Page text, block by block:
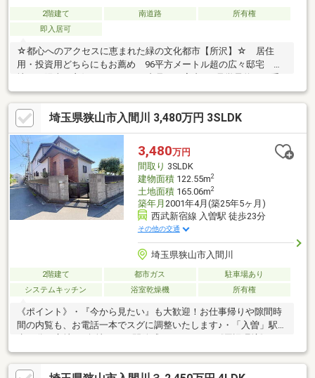
2階建て 南道路
所有権
即入居可
☆都心へのアクセスに恵まれた緑の文化都市【所沢】☆ 居住
用・投資用どちらにもお薦め 96平方メートル超の広々邸宅 角
付）ランチや仕事後の10分で完結！プロの解説とパノラマ画像を
使った簡易的なオンライン相談受付中！◆ご家族みんながゆった
りくつろげる広々リビング◆ご家族の思い出も大切にしまってお
けるたっぷり収納◆ほっこりできる和室でくつろぐひととき・南
側道路に面す、閑静な住宅地、前道６ｍ以上、角地、緑豊かな住
宅地立地・陽当り良好、通風良好・全居室収納付・浴室に窓付で
バスタイムを快適に・バルコニー付・即入居可能
埼玉県狭山市入間川 3,480万円 3SLDK
3,480万円
間取り 3SLDK
建物面積122.55m2
土地面積165.06m2
築年月 2001年4月(築25年5ヶ月)
西武新宿線 入曽駅 徒歩23分
その他の交通
埼玉県狭山市入間川
2階建て 都市ガス
駐車場あり
システムキッチン
浴室乾燥機 所有権
《ポイント》・『今から見たい』も大歓迎！お仕事帰りや隙間時
間の内覧も、お電話一本でスグに調整いたします♪・「入曽」駅徒
ビッグ・エー 狭山店 徒歩3分(約165ｍ)・セブン-イレブン 狭山
富士見東店 徒歩2分(約99ｍ)・スギドラッグ 北入曽店 徒歩5分